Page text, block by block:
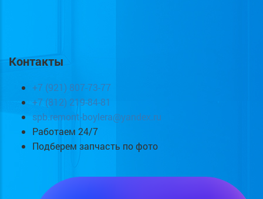
Контакты
+7 (921) 807-73-77
+7 (812) 219-84-81
spb.remont-boylera@yandex.ru
Работаем 24/7
Подберем запчасть по фото